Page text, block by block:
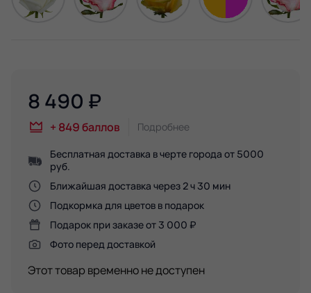
8 490 ₽
+ 849баллов Подробнее
Бесплатная доставка в черте города от 5000
руб.
Ближайшая доставка через 2 ч 30 мин
Подкормка для цветов в подарок
Подарок при заказе от 3 000 ₽
Фото перед доставкой
Этот товар временно не доступен